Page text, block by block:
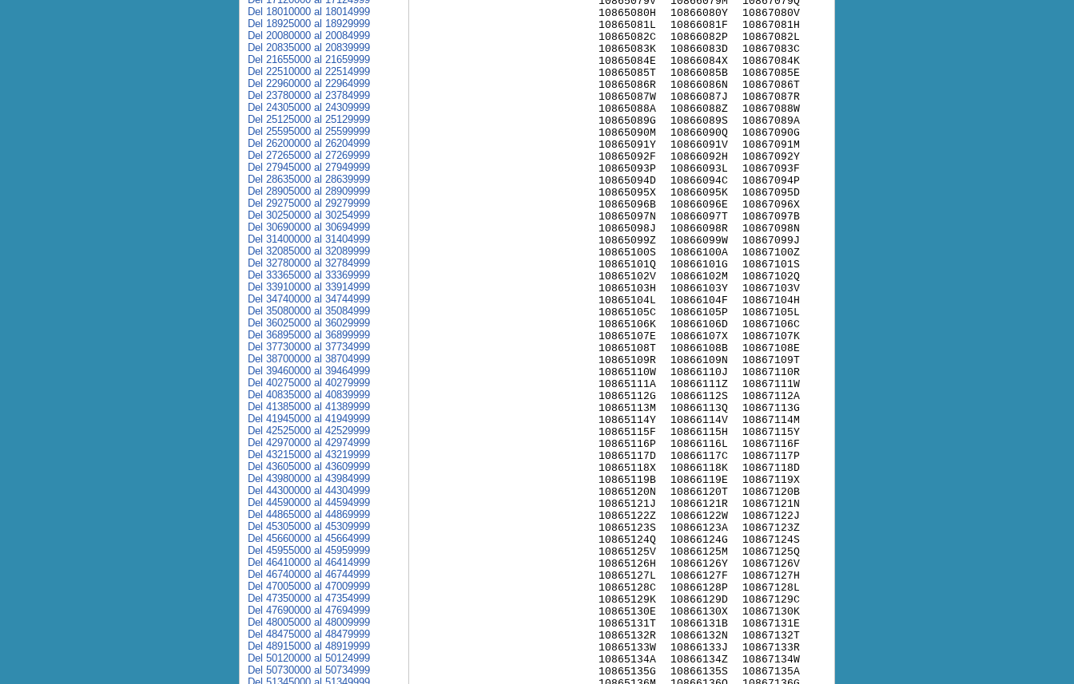
10865080H
10865081L
10865082C
10865083K
10865084E
10865085T
10865086R
10865087W
10865088A
10865089G
10865090M
10865091Y
10865092F
10865093P
10865094D
10865095X
10865096B
10865097N
10865098J
10865099Z
10865100S
10865101Q
10865102V
10865103H
10865104L
10865105C
10865106K
10865107E
10865108T
10865109R
10865110W
10865111A
10865112G
10865113M
10865114Y
10865115F
10865116P
10865117D
10865118X
10865119B
10865120N
10865121J
10865122Z
10865123S
10865124Q
10865125V
10865126H
10865127L
10865128C
10865129K
10865130E
10865131T
10865132R
10865133W
10865134A
10865135G
10866080Y
10866081F
10866082P
10866083D
10866084X
10866085B
10866086N
10866087J
10866088Z
10866089S
10866090Q
10866091V
10866092H
10866093L
10866094C
10866095K
10866096E
10866097T
10866098R
10866099W
10866100A
10866101G
10866102M
10866103Y
10866104F
10866105P
10866106D
10866107X
10866108B
10866109N
10866110J
10866111Z
10866112S
10866113Q
10866114V
10866115H
10866116L
10866117C
10866118K
10866119E
10866120T
10866121R
10866122W
10866123A
10866124G
10866125M
10866126Y
10866127F
10866128P
10866129D
10866130X
10866131B
10866132N
10866133J
10866134Z
10866135S
10867080V
10867081H
10867082L
10867083C
10867084K
10867085E
10867086T
10867087R
10867088W
10867089A
10867090G
10867091M
10867092Y
10867093F
10867094P
10867095D
10867096X
10867097B
10867098N
10867099J
10867100Z
10867101S
10867102Q
10867103V
10867104H
10867105L
10867106C
10867107K
10867108E
10867109T
10867110R
10867111W
10867112A
10867113G
10867114M
10867115Y
10867116F
10867117P
10867118D
10867119X
10867120B
10867121N
10867122J
10867123Z
10867124S
10867125Q
10867126V
10867127H
10867128L
10867129C
10867130K
10867131E
10867132T
10867133R
10867134W
10867135A
Del 18010000 al 18014999
Del 18925000 al 18929999
Del 20080000 al 20084999
Del 20835000 al 20839999
Del 21655000 al 21659999
Del 22510000 al 22514999
Del 22960000 al 22964999
Del 23780000 al 23784999
Del 24305000 al 24309999
Del 25125000 al 25129999
Del 25595000 al 25599999
Del 26200000 al 26204999
Del 27265000 al 27269999
Del 27945000 al 27949999
Del 28635000 al 28639999
Del 28905000 al 28909999
Del 29275000 al 29279999
Del 30250000 al 30254999
Del 30690000 al 30694999
Del 31400000 al 31404999
Del 32085000 al 32089999
Del 32780000 al 32784999
Del 33365000 al 33369999
Del 33910000 al 33914999
Del 34740000 al 34744999
Del 35080000 al 35084999
Del 36025000 al 36029999
Del 36895000 al 36899999
Del 37730000 al 37734999
Del 38700000 al 38704999
Del 39460000 al 39464999
Del 40275000 al 40279999
Del 40835000 al 40839999
Del 41385000 al 41389999
Del 41945000 al 41949999
Del 42525000 al 42529999
Del 42970000 al 42974999
Del 43215000 al 43219999
Del 43605000 al 43609999
Del 43980000 al 43984999
Del 44300000 al 44304999
Del 44590000 al 44594999
Del 44865000 al 44869999
Del 45305000 al 45309999
Del 45660000 al 45664999
Del 45955000 al 45959999
Del 46410000 al 46414999
Del 46740000 al 46744999
Del 47005000 al 47009999
Del 47350000 al 47354999
Del 47690000 al 47694999
Del 48005000 al 48009999
Del 48475000 al 48479999
Del 48915000 al 48919999
Del 50120000 al 50124999
Del 50730000 al 50734999